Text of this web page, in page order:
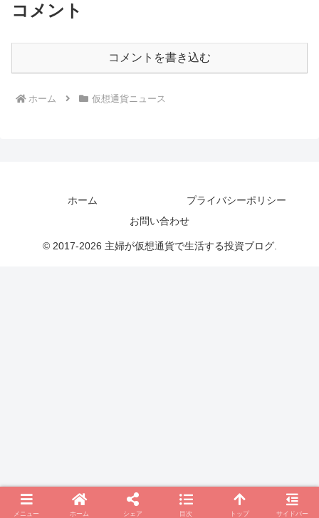
コメント
コメントを書き込む
ホーム 仮想通貨ニュース
ホーム
プライバシーポリシー
お問い合わせ
© 2017-2026 主婦が仮想通貨で生活する投資ブログ.
メニュー ホーム シェア 目次 トップ サイドバー